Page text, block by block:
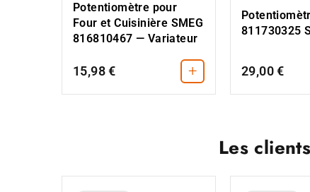
Potentiomètre pour
Four et Cuisinière SMEG
816810467 — Variateur
15,98 € +
811730325
29,00 €
Les